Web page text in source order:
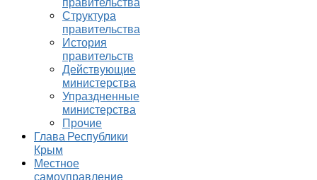
Структура
правительства
История
правительств
Действующие
министерства
Упраздненные
министерства
Прочие
Глава Республики
Крым
Местное
самоуправление